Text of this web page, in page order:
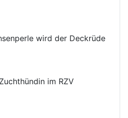
wird der Deckrüde
im RZV